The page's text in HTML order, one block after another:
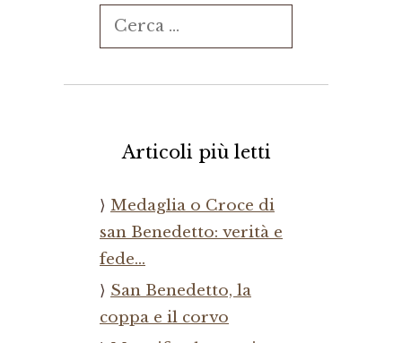
Ricerca
per:
Articoli più letti
Medaglia o Croce di
san Benedetto: verità e
fede…
San Benedetto, la
coppa e il corvo